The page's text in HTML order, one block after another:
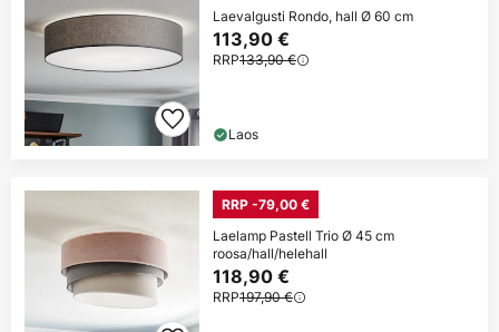
Laevalgusti Rondo, hall Ø 60 cm
113,90 €
RRP133,90 €
Laos
RRP -79,00 €
Laelamp Pastell Trio Ø 45 cm
roosa/hall/helehall
118,90 €
RRP197,90 €